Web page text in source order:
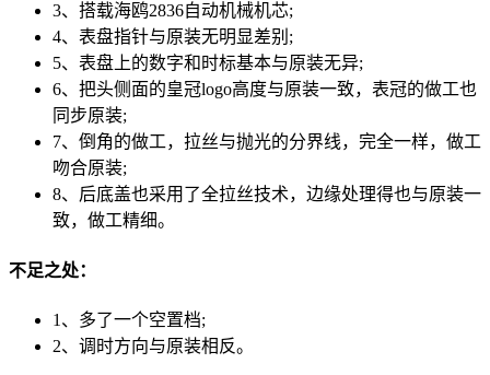
3、搭载海鸥2836自动机械机芯;
4、表盘指针与原装无明显差别;
5、表盘上的数字和时标基本与原装无异;
6、把头侧面的皇冠logo高度与原装一致，表冠的做工也
同步原装;
7、倒角的做工，拉丝与抛光的分界线，完全一样，做工
吻合原装;
8、后底盖也采用了全拉丝技术，边缘处理得也与原装一
致，做工精细。
不足之处：
1、多了一个空置档;
2、调时方向与原装相反。